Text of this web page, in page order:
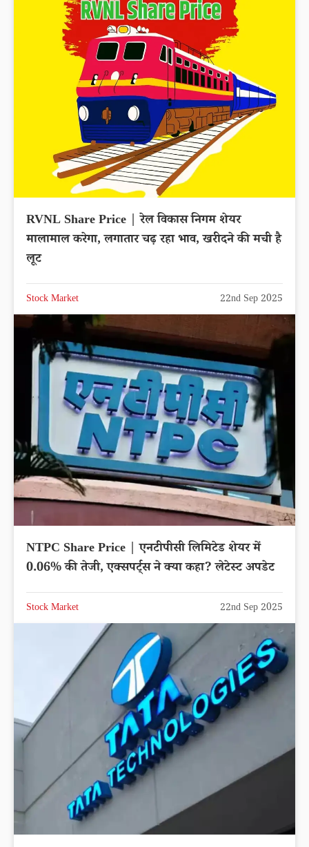
RVNL Share Price | रेल विकास निगम शेयर
मालामाल करेगा, लगातार चढ़ रहा भाव, खरीदने की मची है
लूट
Stock Market 22nd Sep 2025
NTPC Share Price | एनटीपीसी लिमिटेड शेयर में
0.06% की तेजी, एक्सपर्ट्स ने क्या कहा? लेटेस्ट अपडेट
Stock Market 22nd Sep 2025